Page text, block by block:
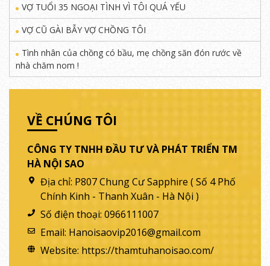
VỢ TUỔI 35 NGOẠI TÌNH VÌ TÔI QUÁ YẾU
VỢ CŨ GÀI BẪY VỢ CHỒNG TÔI
Tình nhân của chồng có bầu, mẹ chồng săn đón rước về
nhà chăm nom !
VỀ CHÚNG TÔI
CÔNG TY TNHH ĐẦU TƯ VÀ PHÁT TRIỂN TM
HÀ NỘI SAO
Địa chỉ: P807 Chung Cư Sapphire ( Số 4 Phố
Chính Kinh - Thanh Xuân - Hà Nội )
Số điện thoại: 0966111007
Email: Hanoisaovip2016@gmail.com
Website: https://thamtuhanoisao.com/